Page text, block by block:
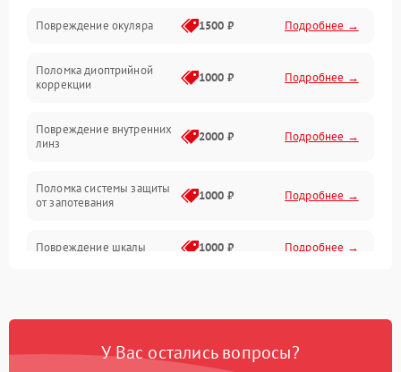
Электроника
Аксессуары
Повреждение окуляра 1500 ₽ Подробнее →
Поломка диоптрийной
коррекции
1000 ₽ Подробнее →
Повреждение внутренних
линз
2000 ₽ Подробнее →
Поломка системы защиты
от запотевания
1000 ₽ Подробнее →
Повреждение шкалы 1000 ₽ Подробнее →
У Вас остались вопросы?